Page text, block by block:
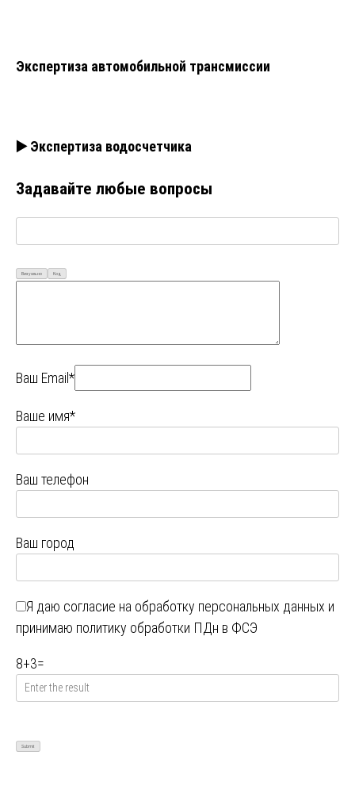
Экспертиза автомобильной трансмиссии
▶️ Экспертиза водосчетчика
Задавайте любые вопросы
Визуально Код
Ваш Email*
Ваше имя*
Ваш телефон
Ваш город
Я даю согласие на обработку персональных данных и
принимаю политику обработки ПДн в ФСЭ
8+3=